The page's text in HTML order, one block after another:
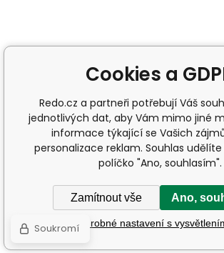
Cookies a
Redo.cz a partneři potřebují Váš
jednotlivých dat, aby Vám mimo jiné
informace týkající se Vašich
personalizace reklam. Souhlas
políčko "Ano, souhlasím".
Zamítnout vše Ano,
Podrobné nastavení s
Soukromí